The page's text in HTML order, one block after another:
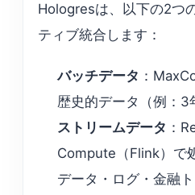
Hologresは、以下の2つ
ティブ統合します：
バッチデータ ：
歴史的データ（例：3
ストリームデータ ：
Compute（Flink）で
データ・ログ・金融